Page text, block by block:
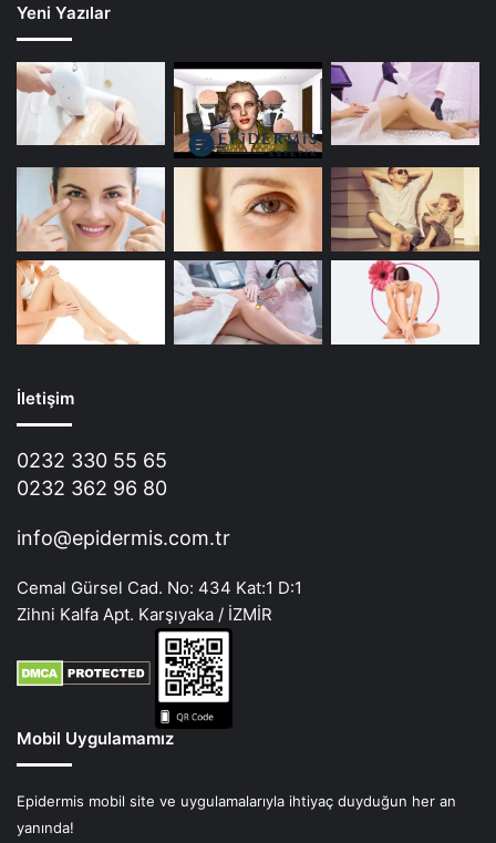
Yeni Yazılar
İletişim
0232 330 55 65
0232 362 96 80
info@epidermis.com.tr
Cemal Gürsel Cad. No: 434 Kat:1 D:1
Zihni Kalfa Apt. Karşıyaka / İZMİR
Mobil Uygulamamız
Epidermis mobil site ve uygulamalarıyla ihtiyaç duyduğun her an
yanında!